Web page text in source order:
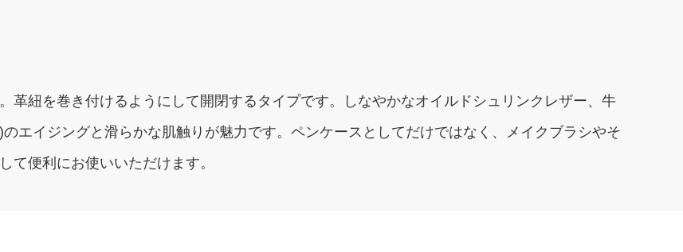
革紐を巻き付けるようにして開閉するタイプです。しなやかなオイルドシュリンクレザー、牛
エイジングと滑らかな肌触りが魅力です。ペンケースとしてだけではなく、メイクブラシやそ
て便利にお使いいただけます。